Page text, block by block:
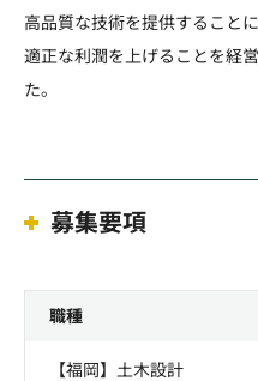
高品質な技術を提供すること
適正な利潤を上げることを経
た。
募集要項
職種
【福岡】土木設計